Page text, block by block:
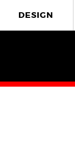
DESIGN